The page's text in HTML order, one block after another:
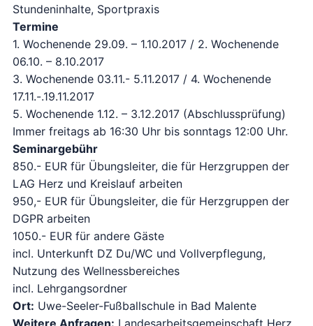
Stundeninhalte, Sportpraxis
Termine
1. Wochenende 29.09. – 1.10.2017 / 2. Wochenende
06.10. – 8.10.2017
3. Wochenende 03.11.- 5.11.2017 / 4. Wochenende
17.11.-.19.11.2017
5. Wochenende 1.12. – 3.12.2017 (Abschlussprüfung)
Immer freitags ab 16:30 Uhr bis sonntags 12:00 Uhr.
Seminargebühr
850.- EUR für Übungsleiter, die für Herzgruppen der
LAG Herz und Kreislauf arbeiten
950,- EUR für Übungsleiter, die für Herzgruppen der
DGPR arbeiten
1050.- EUR für andere Gäste
incl. Unterkunft DZ Du/WC und Vollverpflegung,
Nutzung des Wellnessbereiches
incl. Lehrgangsordner
Ort: Uwe-Seeler-Fußballschule in Bad Malente